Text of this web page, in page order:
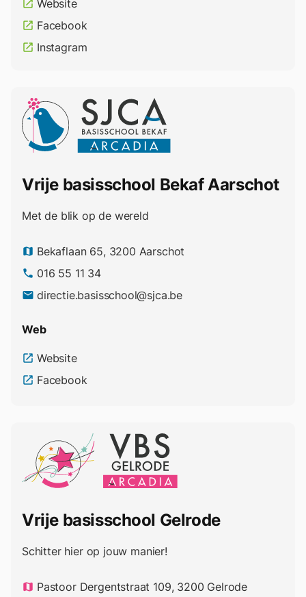
open_in_new Website
open_in_new Facebook
open_in_new Instagram
Vrije basisschool Bekaf Aarschot
Met de blik op de wereld
map Bekaflaan 65, 3200 Aarschot
phone 016 55 11 34
email directie.basisschool@sjca.be
Web
open_in_new Website
open_in_new Facebook
Vrije basisschool Gelrode
Schitter hier op jouw manier!
map Pastoor Dergentstraat 109, 3200 Gelrode